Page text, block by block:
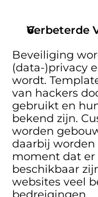
Verbeterde
Beveiliging
(data-)privacy
wordt.
van hackers
gebruikt en
bekend zijn.
worden
daarbij
moment dat
beschikbaar
websites veel